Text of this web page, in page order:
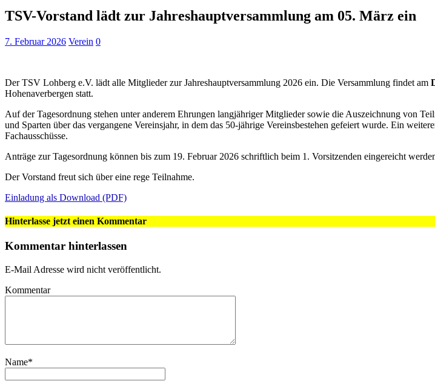
TSV-Vorstand lädt zur Jahreshauptversammlung am 05. März ein
7. Februar 2026 Verein 0
Der TSV Lohberg e.V. lädt alle Mitglieder zur Jahreshauptversammlung 2026 ein. Die Versammlung findet am
Hohenaverbergen statt.
Auf der Tagesordnung stehen unter anderem Ehrungen langjähriger Mitglieder sowie die Auszeichnung von
und Sparten über das vergangene Vereinsjahr, in dem das 50-jährige Vereinsbestehen gefeiert wurde. Ein
Fachausschüsse.
Anträge zur Tagesordnung können bis zum 19. Februar 2026 schriftlich beim 1. Vorsitzenden eingereicht
Der Vorstand freut sich über eine rege Teilnahme.
Einladung als Download (PDF)
Hinterlasse jetzt einen Kommentar
Kommentar hinterlassen
E-Mail Adresse wird nicht veröffentlicht.
Kommentar
Name*